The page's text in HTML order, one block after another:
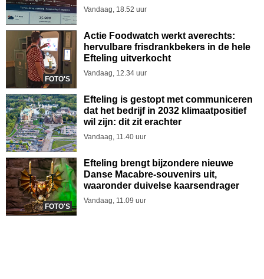
Vandaag, 18.52 uur
FOTO'S
Actie Foodwatch werkt averechts:
hervulbare frisdrankbekers in de hele
Efteling uitverkocht
Vandaag, 12.34 uur
Efteling is gestopt met communiceren
dat het bedrijf in 2032 klimaatpositief
wil zijn: dit zit erachter
Vandaag, 11.40 uur
FOTO'S
Efteling brengt bijzondere nieuwe
Danse Macabre-souvenirs uit,
waaronder duivelse kaarsendrager
Vandaag, 11.09 uur